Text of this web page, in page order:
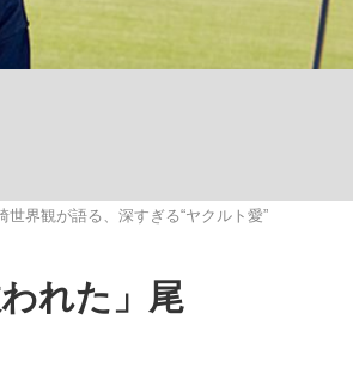
まし討ち」…五摂家筆頭・近衛家の血を引
資の桁は一つ多くてもいい」時価総額が一時
日本生まれのK-POPアイドルたち
世界観が語る、深すぎる“ヤクルト愛”
れた」尾